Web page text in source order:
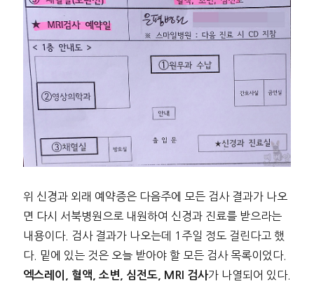
위 신경과 외래 예약증은 다음주에 모든 검사 결과가 나오
면 다시 서북병원으로 내원하여 신경과 진료를 받으라는
내용이다. 검사 결과가 나오는데 1주일 정도 걸린다고 했
다. 밑에 있는 것은 오늘 받아야 할 모든 검사 목록이었다.
엑스레이, 혈액, 소변, 심전도, MRI 검사가 나열되어 있다.